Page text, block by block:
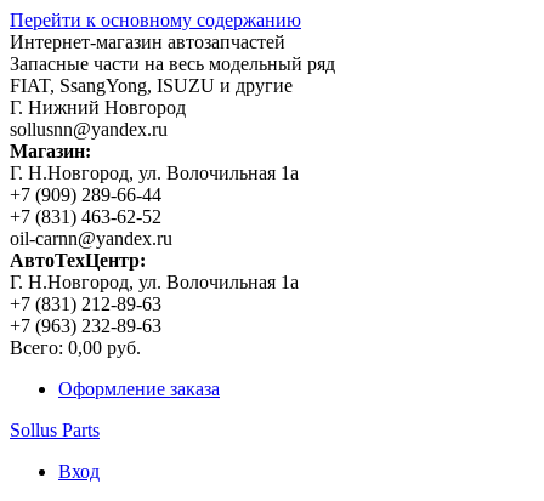
Перейти к основному содержанию
Интернет-магазин автозапчастей
Запасные части на весь модельный ряд
FIAT, SsangYong, ISUZU и другие
Г. Нижний Новгород
sollusnn@yandex.ru
Магазин:
Г. Н.Новгород, ул. Волочильная 1а
+7 (909) 289-66-44
+7 (831) 463-62-52
oil-carnn@yandex.ru
АвтоТехЦентр:
Г. Н.Новгород, ул. Волочильная 1а
+7 (831) 212-89-63
+7 (963) 232-89-63
Всего: 0,00 руб.
Оформление заказа
Sollus Parts
Вход